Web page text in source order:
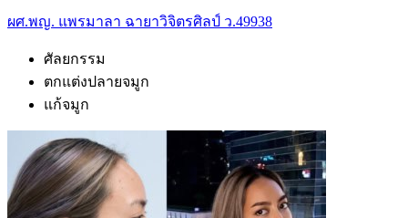
ผศ.พญ. แพรมาลา ฉายาวิจิตรศิลป์ ว.49938
ศัลยกรรม
ตกแต่งปลายจมูก
แก้จมูก